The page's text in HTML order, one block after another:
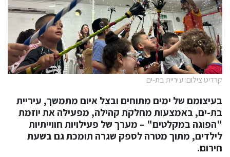
קרדיט צילום: עיריית בת-ים
בעיצומם של ימים מתוחים ובצל איום מתמשך, עיריית
בת-ים, באמצעות מחלקת קהילה, מפעילה את יוזמת
"הפוגה במקלטים" – מערך של פעילויות חווייתיות
לילדים, מתוך מטרה לספק שגרה תומכת גם בשעת
חירום.